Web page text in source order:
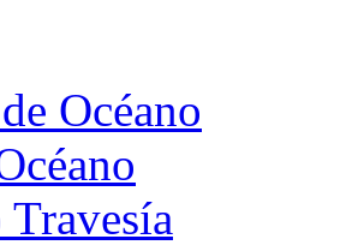
Océano
Travesía